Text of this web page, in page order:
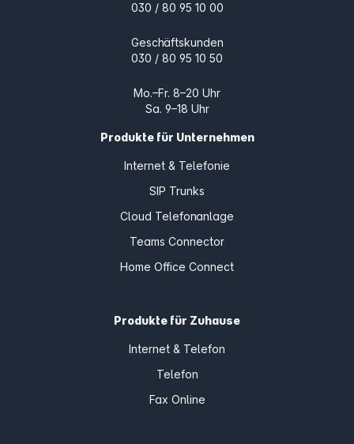
030 / 80 95 10 00
Geschäftskunden
030 / 80 95 10 50
Mo.–Fr. 8–20 Uhr
Sa. 9–18 Uhr
Produkte für Unternehmen
Internet & Telefonie
SIP Trunks
Cloud Telefonanlage
Teams Connector
Home Office Connect
Produkte für Zuhause
Internet & Telefon
Telefon
Fax Online